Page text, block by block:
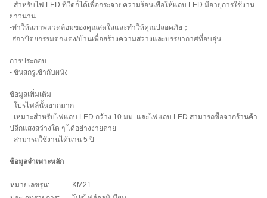
- สำหรับไฟ LED ที่ใดก็ได้เพื่อกระจายความร้อนเพื่อให้แถบ LED มีอายุการใช้งาน
ยาวนาน
-ทำให้สภาพแวดล้อมของคุณสดใสและทำให้คุณปลอดภัย；
-สถาปัตยกรรมตกแต่ง/บ้านเพื่อสร้างความสว่างและบรรยากาศที่อบอุ่น
การประกอบ
- ขันสกรูเข้ากับผนัง
ข้อมูลเพิ่มเติม
- โปรไฟล์นั้นยากมาก
- เหมาะสำหรับไฟแถบ LED กว้าง 10 มม. และไฟแถบ LED สามารถซื้อจากร้านค้า
ปลีกแสงสว่างใด ๆ ได้อย่างง่ายดาย
- สามารถใช้งานได้นาน 5 ปี
ข้อมูลจำเพาะหลัก
หมายเลขรุ่น:
KM21